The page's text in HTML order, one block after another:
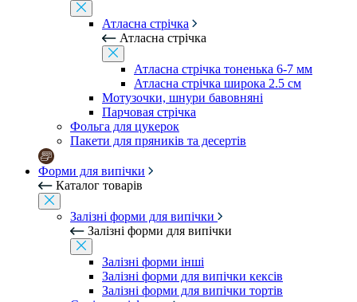
Атласна стрічка
Атласна стрічка
Атласна стрічка тоненька 6-7 мм
Атласна стрічка широка 2.5 см
Мотузочки, шнури бавовняні
Парчовая стрічка
Фольга для цукерок
Пакети для пряників та десертів
Форми для випічки
Каталог товарів
Залізні форми для випічки
Залізні форми для випічки
Залізні форми інші
Залізні форми для випічки кексів
Залізні форми для випічки тортів